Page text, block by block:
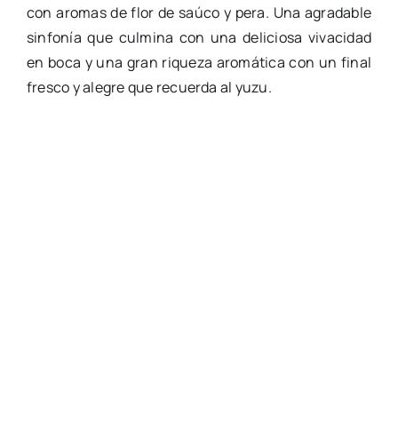
con aromas de flor de saúco y pera. Una agradable
sinfonía que culmina con una deliciosa vivacidad
en boca y una gran riqueza aromática con un final
fresco y alegre que recuerda al yuzu.